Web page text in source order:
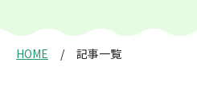
癌について
HOME 記事一覧